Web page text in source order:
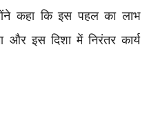
कहा कि इस पहल का लाभ
और इस दिशा में निरंतर कार्य